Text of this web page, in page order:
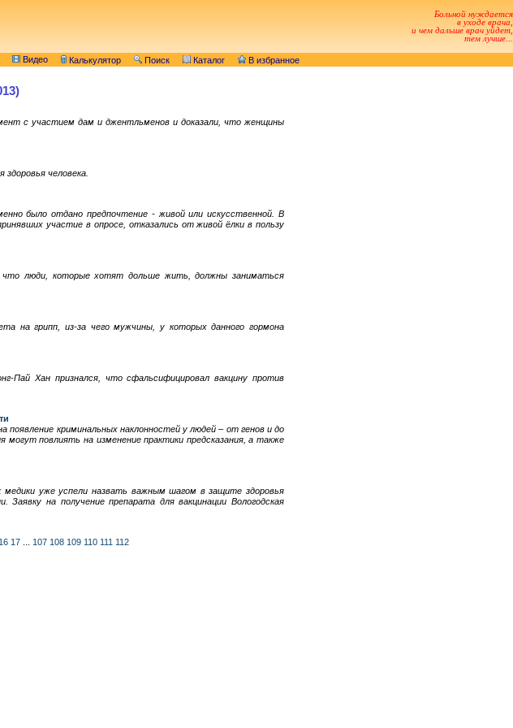
Больной нуждается
в уходе врача,
и чем дальше врач уйдет,
тем лучше...
Видео Калькулятор Поиск Каталог В избранное
с участием дам и джентльменов и доказали, что женщины
человека.
было отдано предпочтение - живой или искусственной. В
участие в опросе, отказались от живой ёлки в пользу
что люди, которые хотят дольше жить, должны заниматься
на грипп, из-за чего мужчины, у которых данного гормона
Пай Хан признался, что сфальсифицировал вакцину против
криминальных наклонностей у людей – от генов и до
повлиять на изменение практики предсказания, а также
медики уже успели назвать важным шагом в защите здоровья
на получение препарата для вакцинации Вологодская
16 17... 107 108 109 110 111 112